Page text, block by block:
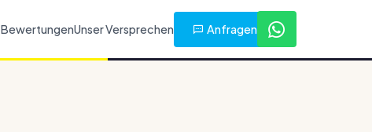
BewertungenUnser Versprechen Anfragen